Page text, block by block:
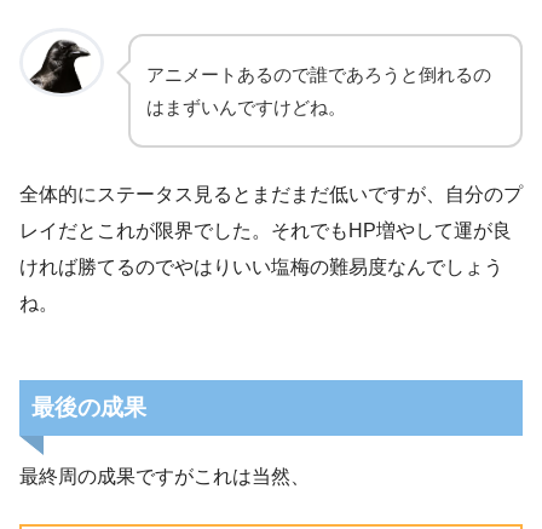
アニメートあるので誰であろうと倒れるの
はまずいんですけどね。
全体的にステータス見るとまだまだ低いですが、自分のプ
レイだとこれが限界でした。それでもHP増やして運が良
ければ勝てるのでやはりいい塩梅の難易度なんでしょう
ね。
最後の成果
最終周の成果ですがこれは当然、